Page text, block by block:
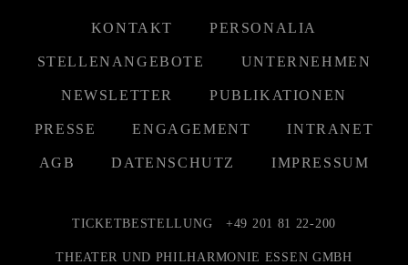
KONTAKT PERSONALIA
STELLENANGEBOTE UNTERNEHMEN
NEWSLETTER PUBLIKATIONEN
PRESSE ENGAGEMENT INTRANET
AGB DATENSCHUTZ IMPRESSUM
TICKETBESTELLUNG +49 201 81 22-200
THEATER UND PHILHARMONIE ESSEN GMBH